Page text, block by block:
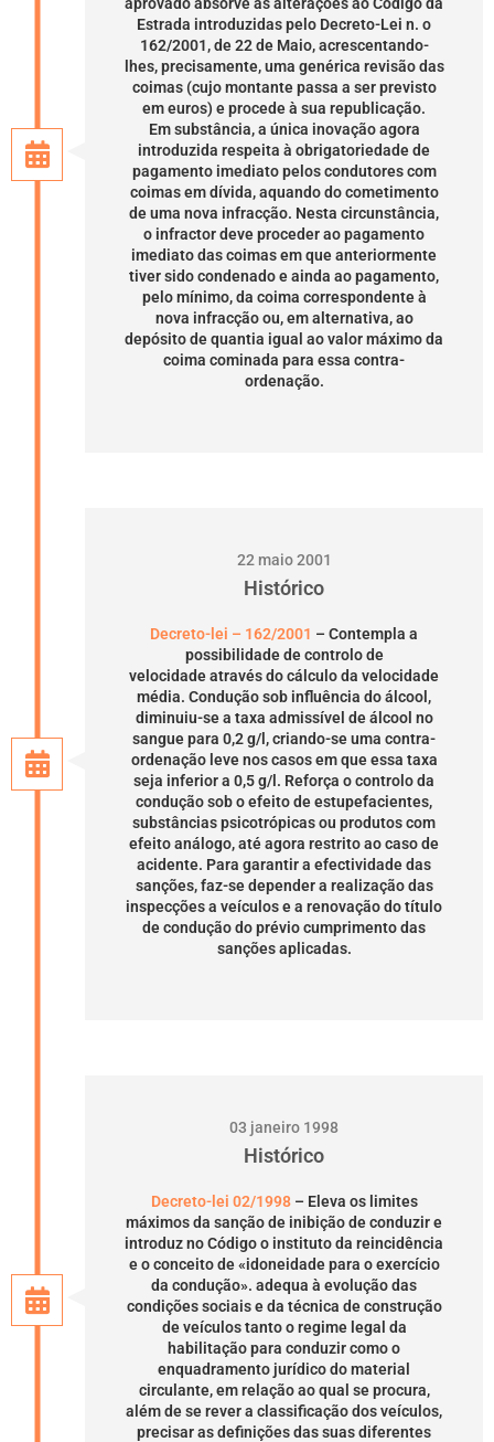
Estrada introduzidas pelo Decreto-Lei n. o
162/2001, de 22 de Maio, acrescentando-
lhes, precisamente, uma genérica revisão das
coimas (cujo montante passa a ser previsto
em euros) e procede à sua republicação.
Em substância, a única inovação agora
introduzida respeita à obrigatoriedade de
pagamento imediato pelos condutores com
coimas em dívida, aquando do cometimento
de uma nova infracção. Nesta circunstância,
o infractor deve proceder ao pagamento
imediato das coimas em que anteriormente
tiver sido condenado e ainda ao pagamento,
pelo mínimo, da coima correspondente à
nova infracção ou, em alternativa, ao
depósito de quantia igual ao valor máximo da
coima cominada para essa contra-
ordenação.
22 maio 2001
Histórico
Decreto-lei – 162/2001 – Contempla a
possibilidade de controlo de
velocidade através do cálculo da velocidade
média. Condução sob influência do álcool,
diminuiu-se a taxa admissível de álcool no
sangue para 0,2 g/l, criando-se uma contra-
ordenação leve nos casos em que essa taxa
seja inferior a 0,5 g/l. Reforça o controlo da
condução sob o efeito de estupefacientes,
substâncias psicotrópicas ou produtos com
efeito análogo, até agora restrito ao caso de
acidente. Para garantir a efectividade das
sanções, faz-se depender a realização das
inspecções a veículos e a renovação do título
de condução do prévio cumprimento das
sanções aplicadas.
03 janeiro 1998
Histórico
Decreto-lei 02/1998– Eleva os limites
máximos da sanção de inibição de conduzir e
introduz no Código o instituto da reincidência
e o conceito de «idoneidade para o exercício
da condução». adequa à evolução das
condições sociais e da técnica de construção
de veículos tanto o regime legal da
habilitação para conduzir como o
enquadramento jurídico do material
circulante, em relação ao qual se procura,
além de se rever a classificação dos veículos,
precisar as definições das suas diferentes